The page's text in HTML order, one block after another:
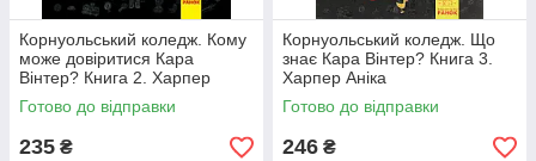
Корнуольський коледж. Кому
може довіритися Кара
Вінтер? Книга 2. Харпер
Аніка
Готово до відправки
235 ₴
Корнуольський коледж. Що
знає Кара Вінтер? Книга 3.
Харпер Аніка
Готово до відправки
246 ₴